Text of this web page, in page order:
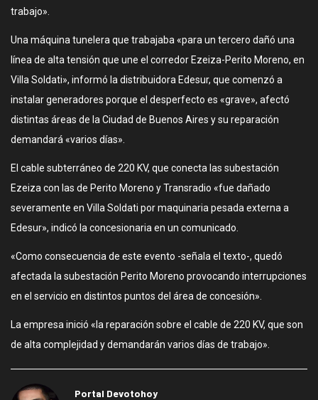
trabajo».
Una máquina tunelera que trabajaba «para un tercero dañó una
línea de alta tensión que une el corredor Ezeiza-Perito Moreno, en
Villa Soldati», informó la distribuidora Edesur, que comenzó a
instalar generadores porque el desperfecto es «grave», afectó
distintas áreas de la Ciudad de Buenos Aires y su reparación
demandará «varios días».
El cable subterráneo de 220 KV, que conecta las subestación
Ezeiza con las de Perito Moreno y Transradio «fue dañado
severamente en Villa Soldati por maquinaria pesada externa a
Edesur», indicó la concesionaria en un comunicado.
«Como consecuencia de este evento -señala el texto-, quedó
afectada la subestación Perito Moreno provocando interrupciones
en el servicio en distintos puntos del área de concesión».
La empresa inició «la reparación sobre el cable de 220 KV, que son
de alta complejidad y demandarán varios días de trabajo».
Portal Devotohoy